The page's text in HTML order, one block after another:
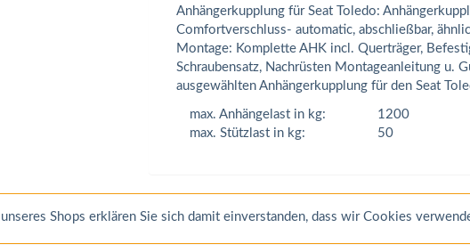
Anhängerkupplung für Seat Toledo:
Comfortverschluss- automatic, abschließbar,
Montage: Komplette AHK incl. Querträger,
Schraubensatz, Nachrüsten Montageanleitung u.
ausgewählten Anhängerkupplung für den Seat
max. Anhängelast in kg:
1200
max. Stützlast in kg:
50
Shops erklären Sie sich damit einverstanden, dass wir Cookies